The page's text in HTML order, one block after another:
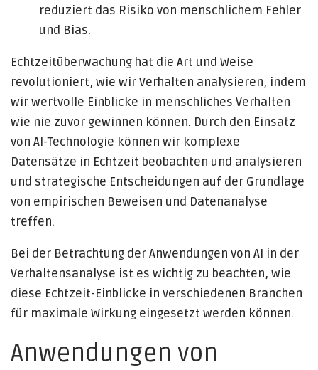
reduziert das Risiko von menschlichem Fehler
und Bias.
Echtzeitüberwachung hat die Art und Weise
revolutioniert, wie wir Verhalten analysieren, indem
wir wertvolle Einblicke in menschliches Verhalten
wie nie zuvor gewinnen können. Durch den Einsatz
von AI-Technologie können wir komplexe
Datensätze in Echtzeit beobachten und analysieren
und strategische Entscheidungen auf der Grundlage
von empirischen Beweisen und Datenanalyse
treffen.
Bei der Betrachtung der Anwendungen von AI in der
Verhaltensanalyse ist es wichtig zu beachten, wie
diese Echtzeit-Einblicke in verschiedenen Branchen
für maximale Wirkung eingesetzt werden können.
Anwendungen von